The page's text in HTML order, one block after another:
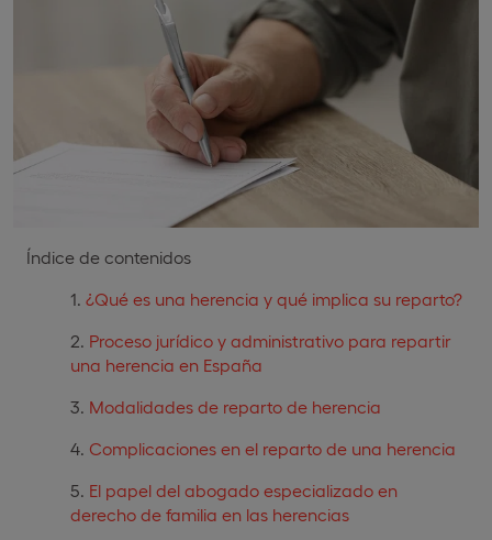
Índice de contenidos
¿Qué es una herencia y qué implica su reparto?
Proceso jurídico y administrativo para repartir
una herencia en España
Modalidades de reparto de herencia
Complicaciones en el reparto de una herencia
El papel del abogado especializado en
derecho de familia en las herencias